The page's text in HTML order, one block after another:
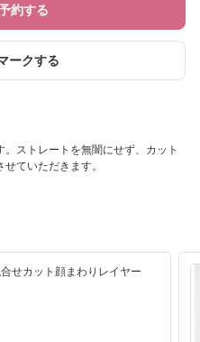
約する
ークする
ストレートを無闇にせず、カット
ていただきます。
せカット顔まわりレイヤー